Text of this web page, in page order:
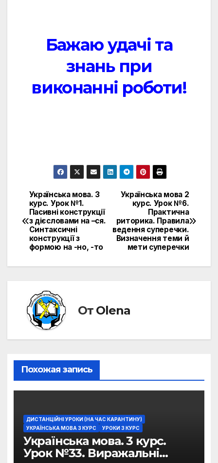
Бажаю удачі та
знань при
виконанні роботи!
Навигация
по
записям
Українська мова 2
курс. Урок №6.
Практична
риторика. Правила
ведення суперечки.
Визначення теми й
мети суперечки
Українська мова. 3
курс. Урок №1.
Пасивні конструкції
з дієсловами на –ся.
Синтаксичні
конструкції з
формою на -но, -то
От Olena
Похожая запись
ДИСТАНЦІЙНІ УРОКИ (НА ЧАС КАРАНТИНУ)
УКРАЇНСЬКА МОВА 3 КУРС
УРОКИ 3 КУРС
Українська мова. 3 курс.
Урок №33. Виражальні